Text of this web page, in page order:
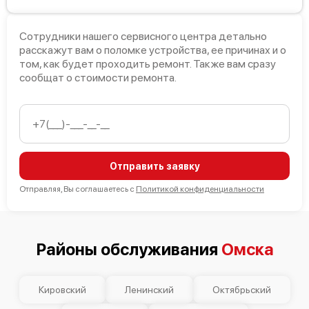
Сотрудники нашего сервисного центра детально
расскажут вам о поломке устройства, ее причинах и о
том, как будет проходить ремонт. Также вам сразу
сообщат о стоимости ремонта.
Отправить заявку
Отправляя, Вы соглашаетесь с Политикой конфиденциальности
Районы обслуживания Омска
Кировский Ленинский Октябрьский